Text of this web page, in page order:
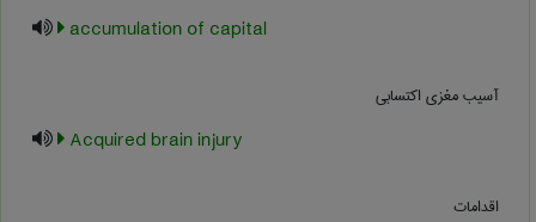
accumulation of capital
آسیب مغزی اکتسابی
Acquired brain injury
اقدامات